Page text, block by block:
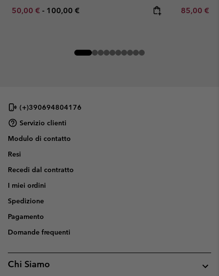
Minimum sale price:
50,00 € - Maximum price:
100,00 € Minimum
85,00 €
(+)390694804176
Servizio clienti
Modulo di contatto
Resi
Recedi dal contratto
I miei ordini
Spedizione
Pagamento
Domande frequenti
Chi Siamo